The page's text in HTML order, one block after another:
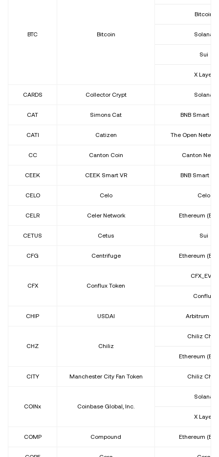
BTC Bitcoin
Bitcoin
Solana
Sui
X Layer
CARDS Collector Crypt Solana
CAT Simons Cat BNB Smart
CATI Catizen The Open
CC Canton Coin Canton
CEEK CEEK Smart VR BNB Smart
CELO Celo Celo
CELR Celer Network Ethereum
CETUS Cetus Sui
CFG Centrifuge Ethereum
CFX Conflux Token
CFX_EVM
Conflux
CHIP USD.AI Arbitrum
CHZ Chiliz
Chiliz
Ethereum
CITY Manchester City Fan Token Chiliz
COINx Coinbase Global, Inc.
Solana
X Layer
COMP Compound Ethereum